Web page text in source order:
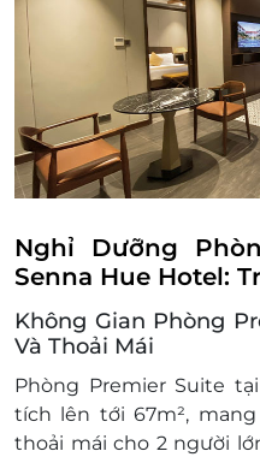
Phí phụ thu kê
VND/đêm
Điều kiện đặt & nhận
Đặt ít nhất 7 - 10
(tùy tình trạng
cần đặt trước 3
Giờ nhận phòng:
Check in sớm -
vào tình trạng
theo quy định
Hotline đặt
2065 / 0702 804 262
Văn phòng HCM:
Điều kiện lưu ý bắt
Giá trên chỉ áp
Nghỉ Dưỡng
Senna Hue Hotel:
Không Gian Phòng
Và Thoải Mái
Phòng Premier Suite
tích lên tới67m²,
thoải mái cho 2 người